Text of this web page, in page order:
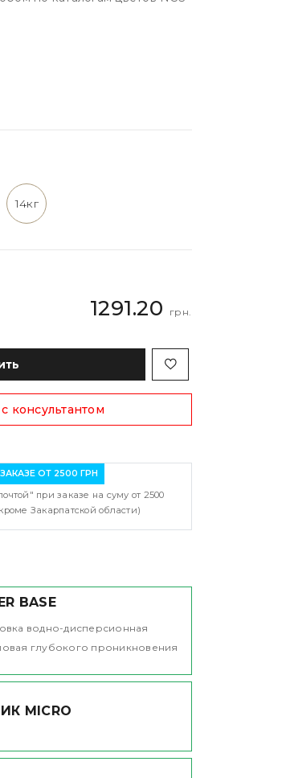
14кг
1291.20 грн.
консультантом
ОТ 2500 ГРН
при заказе на суму от 2500
Закарпатской области)
BASE
водно-дисперсионная
глубокого проникновения
MICRO